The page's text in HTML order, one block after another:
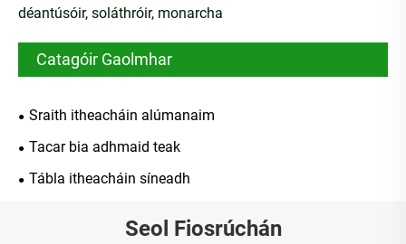
déantúsóir, soláthróir, monarcha
Catagóir Gaolmhar
Sraith itheacháin alúmanaim
Tacar bia adhmaid teak
Tábla itheacháin síneadh
Seol Fiosrúchán